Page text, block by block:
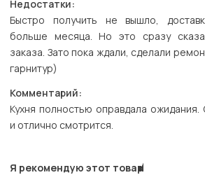
Недостатки:
Быстро получить не вышло,
больше месяца. Но это сразу
заказа. Зато пока ждали, сделали
гарнитур)
Комментарий:
Кухня полностью оправдала ожидания.
и отлично смотрится.
Я рекомендую этот товар